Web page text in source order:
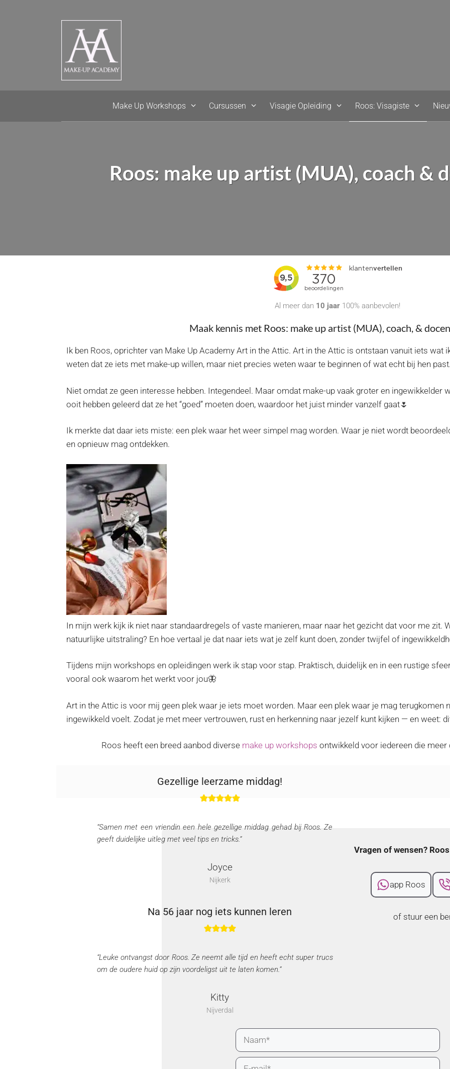
Make Up Workshops Cursussen Visagie Opleiding Roos: Visagiste
Roos: make up artist (MUA), coach &
Al meer dan 10 jaar 100% aanbevolen!
Maak kennis met Roos: make up artist (MUA), coach, &
Ik ben Roos, oprichter van Make Up Academy Art in the Attic. Art in the Attic is ontstaan vanuit iets wat
weten dat ze iets met make-up willen, maar niet precies weten waar te beginnen of wat echt bij hen past.
Niet omdat ze geen interesse hebben. Integendeel. Maar omdat make-up vaak groter en ingewikkelder
ooit hebben geleerd dat ze het “goed” moeten doen, waardoor het juist minder vanzelf gaat🌷
Ik merkte dat daar iets miste: een plek waar het weer simpel mag worden. Waar je niet wordt
en opnieuw mag ontdekken.
In mijn werk kijk ik niet naar standaardregels of vaste manieren, maar naar het gezicht dat voor me zit.
natuurlijke uitstraling? En hoe vertaal je dat naar iets wat je zelf kunt doen, zonder twijfel of
Tijdens mijn workshops en opleidingen werk ik stap voor stap. Praktisch, duidelijk en in een rustige
vooral ook waarom het werkt voor jou🦋
Art in the Attic is voor mij geen plek waar je iets moet worden. Maar een plek waar je mag terugkomen
ingewikkeld voelt. Zodat je met meer vertrouwen, rust en herkenning naar jezelf kunt kijken — en weet:
Roos heeft een breed aanbod diverse make up workshops ontwikkeld voor iedereen die
Gezellige leerzame middag!
“Samen met een vriendin een hele gezellige middag gehad bij Roos. Ze
geeft duidelijke uitleg met veel tips en tricks.”
Joyce
Nijkerk
Na 56 jaar nog iets kunnen leren
“Leuke ontvangst door Roos. Ze neemt alle tijd en heeft echt super trucs
om de oudere huid op zijn voordeligst uit te laten komen.”
Kitty
Nijverdal
Vragen of wensen?
app Roos
of stuur een